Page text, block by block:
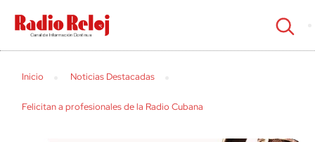
cerrar
Inicio Noticias Destacadas
Felicitan a profesionales de la Radio Cubana